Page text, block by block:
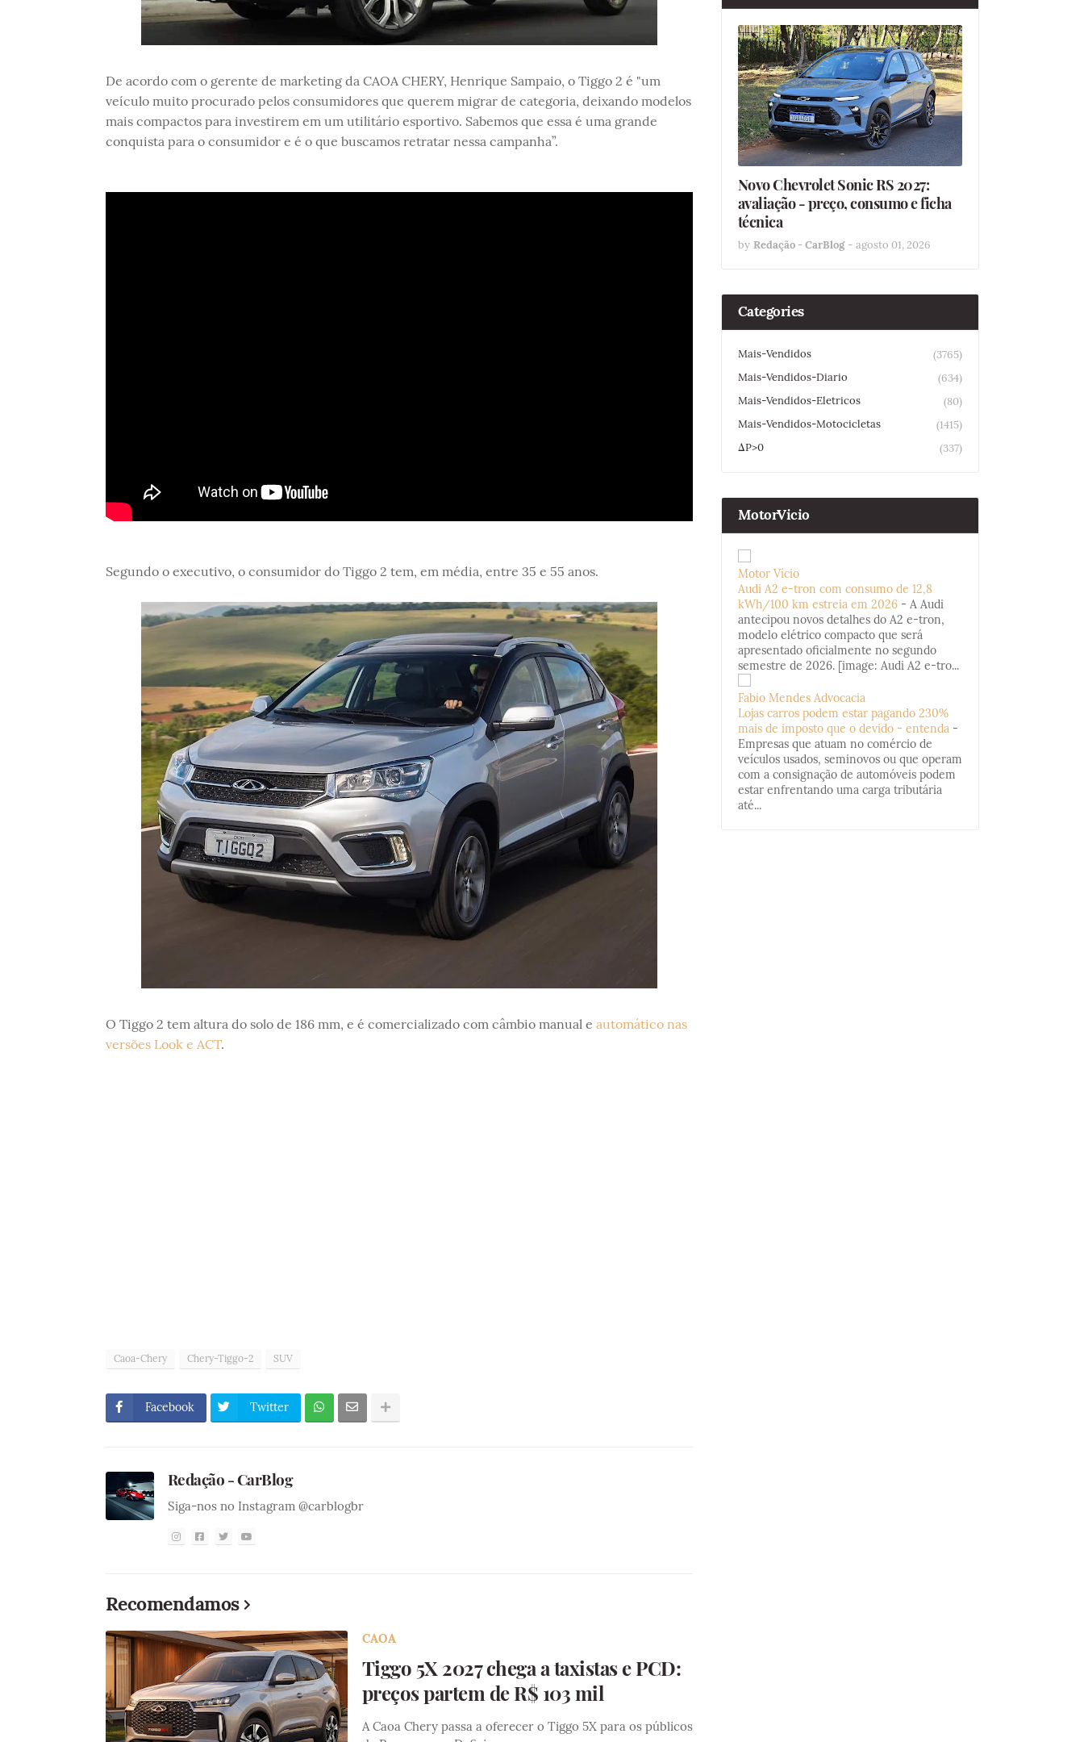
De acordo com o gerente de marketing da CAOA CHERY, Henrique Sampaio, o Tiggo 2 é "um
veículo muito procurado pelos consumidores que querem migrar de categoria, deixando modelos
mais compactos para investirem em um utilitário esportivo. Sabemos que essa é uma grande
conquista para o consumidor e é o que buscamos retratar nessa campanha”.
Segundo o executivo, o consumidor do Tiggo 2 tem, em média, entre 35 e 55 anos.
O Tiggo 2 tem altura do solo de 186 mm, e é comercializado com câmbio manual e automático nas
versões Look e ACT.
Caoa-Chery Chery-Tiggo-2 SUV
Facebook Twitter
Redação - CarBlog
Siga-nos no Instagram @carblogbr
Recomendamos
CAOA
Tiggo 5X 2027 chega a taxistas e PCD:
preços partem de R$ 103 mil
A Caoa Chery passa a oferecer o Tiggo 5X para os públicos
Novo Chevrolet Sonic RS 2027:
avaliação - preço, consumo e ficha
técnica
by Redação - CarBlog - agosto 01, 2026
Categories
Mais-Vendidos
(3765)
Mais-Vendidos-Diario
(634)
Mais-Vendidos-Eletricos
(80)
Mais-Vendidos-Motocicletas
(1415)
ΔP>0
(337)
MotorVicio
Motor Vício
Audi A2 e-tron com consumo de 12,8
kWh/100 km estreia em 2026 - A Audi
antecipou novos detalhes do A2 e-tron,
modelo elétrico compacto que será
apresentado oficialmente no segundo
semestre de 2026. [image: Audi A2 e-tro...
Fabio Mendes Advocacia
Lojas carros podem estar pagando 230%
mais de imposto que o devido - entenda -
Empresas que atuam no comércio de
veículos usados, seminovos ou que operam
com a consignação de automóveis podem
estar enfrentando uma carga tributária
até...